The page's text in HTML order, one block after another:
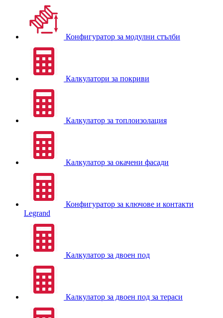
Конфигуратор за модулни стълби
Калкулатори за покриви
Калкулатор за топлоизолация
Калкулатор за окачени фасади
Конфигуратор за ключове и контакти
Legrand
Калкулатор за двоен под
Калкулатор за двоен под за тераси